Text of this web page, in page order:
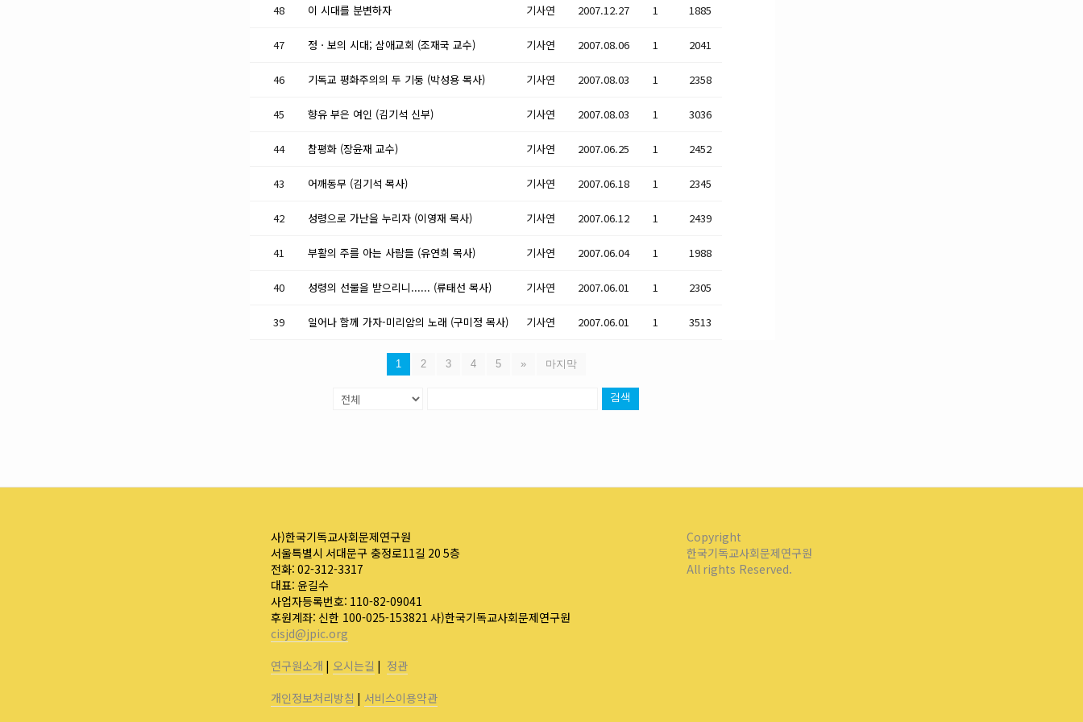
48 이 시대를 분변하자 기사연 2007.12.27 1 1885
47 정ㆍ보의 시대; 삼애교회 (조재국 교수) 기사연 2007.08.06 1 2041
46 기독교 평화주의의 두 기둥 (박성용 목사) 기사연 2007.08.03 1 2358
45 향유 부은 여인 (김기석 신부) 기사연 2007.08.03 1 3036
44 참평화 (장윤재 교수) 기사연 2007.06.25 1 2452
43 어깨동무 (김기석 목사) 기사연 2007.06.18 1 2345
42 성령으로 가난을 누리자 (이영재 목사) 기사연 2007.06.12 1 2439
41 부활의 주를 아는 사람들 (유연희 목사) 기사연 2007.06.04 1 1988
40 성령의 선물을 받으리니...... (류태선 목사) 기사연 2007.06.01 1 2305
39 일어나 함께 가자-미리암의 노래 (구미정 목사) 기사연 2007.06.01 1 3513
1 2 3 4 5 » 마지막
검색
사)한국기독교사회문제연구원
서울특별시 서대문구 충정로11길 20 5층
전화: 02-312-3317
대표: 윤길수
사업자등록번호: 110-82-09041
후원계좌: 신한 100-025-153821 사)한국기독교사회문제연구원
cisjd@jpic.org
연구원소개 | 오시는길 | 정관
개인정보처리방침 | 서비스이용약관
Copyright
한국기독교사회문제연구원
All rights Reserved.